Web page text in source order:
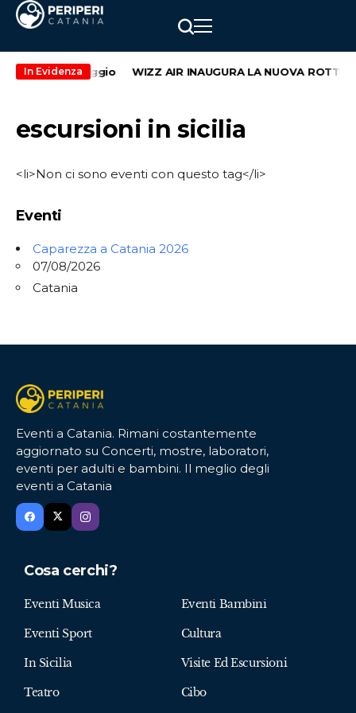
In Evidenzadi maggio WIZZ AIR INAUGURA LA NUOVA ROTTA
escursioni in sicilia
<li>Non ci sono eventi con questo tag</li>
Eventi
Caparezza a Catania 2026
07/08/2026
Catania
Eventi a Catania. Rimani costantemente
aggiornato su Concerti, mostre, laboratori,
eventi per adulti e bambini. Il meglio degli
eventi a Catania
Cosa cerchi?
Eventi Musica Eventi Bambini
Eventi Sport Cultura
In Sicilia Visite Ed Escursioni
Teatro Cibo